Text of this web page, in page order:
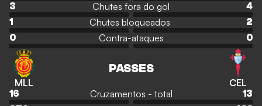
3
Chutes fora do gol
4
1
Chutes bloqueados
2
0
Contra-ataques 0
MLL
PASSES
CEL
16 Cruzamentos - total
13